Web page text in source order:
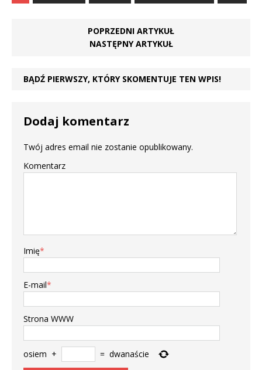
POPRZEDNI ARTYKUŁ
NASTĘPNY ARTYKUŁ
BĄDŹ PIERWSZY, KTÓRY SKOMENTUJE TEN WPIS!
Dodaj komentarz
Twój adres email nie zostanie opublikowany.
Komentarz
Imię*
E-mail*
Strona WWW
osiem + = dwanaście